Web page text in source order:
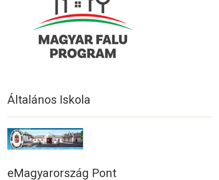
Általános Iskola
eMagyarország Pont